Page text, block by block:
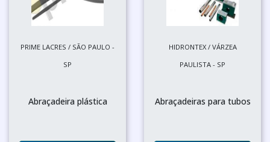
PRIME LACRES / SÃO PAULO -
SP
Abraçadeira plástica
HIDRONTEX / VÁRZEA
PAULISTA - SP
Abraçadeiras para tubos